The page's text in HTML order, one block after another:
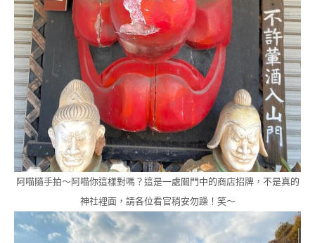
阿喵隨手拍～阿喵你這樣對嗎？這是一處關門中的商店招牌，不是真的
神社裡面，請各位看官稍安勿躁！笑～